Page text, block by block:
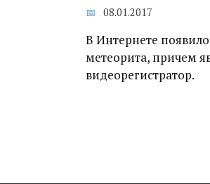
08.01.2017
В Интернете
метеорита, причем
видеорегистратор.